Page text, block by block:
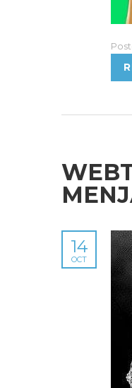
14
OCT